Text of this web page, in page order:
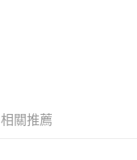
相關推薦